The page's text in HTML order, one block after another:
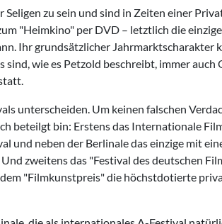
zu sein und sind in Zeiten einer
"Heimkino" per DVD – letztlich die
Ihr grundsätzlicher Jahrmarktscharakter
wie es Petzold beschreibt, immer auch
unterscheiden. Um keinen falschen
beteilgt bin: Erstens das Internationale
und neben der Berlinale das einzige mit
zweitens das "Festival des deutschen
"Filmkunstpreis" die höchstdotierte